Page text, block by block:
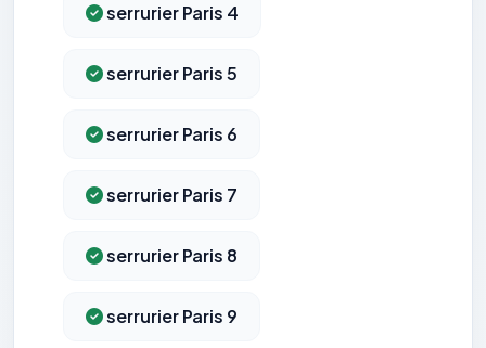
serrurier Paris 4
serrurier Paris 5
serrurier Paris 6
serrurier Paris 7
serrurier Paris 8
serrurier Paris 9